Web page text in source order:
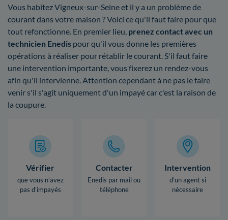
Vous habitez Vigneux-sur-Seine et il y a un problème de
courant dans votre maison ? Voici ce qu'il faut faire pour que
tout refonctionne. En premier lieu, prenez contact avec un
technicien Enedis pour qu'il vous donne les premières
opérations à réaliser pour rétablir le courant. S'il faut faire
une intervention importante, vous fixerez un rendez-vous
afin qu'il intervienne. Attention cependant à ne pas le faire
venir s'il s'agit uniquement d'un impayé car c'est la raison de
la coupure.
Vérifier
que vous n’avez
pas d’impayés
Contacter
Enedis par mail ou
téléphone
Intervention
d’un agent si
nécessaire